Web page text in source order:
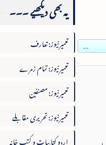
--
یہ بھی دیکھیے ۔۔۔
تعمیرنیوز: تعارف
تعمیرنیوز: تمام زمرے
تعمیرنیوز: مصنفین
تعمیرنیوز: تحریری مقابلے
اردو کتابیات و کتب خانہ